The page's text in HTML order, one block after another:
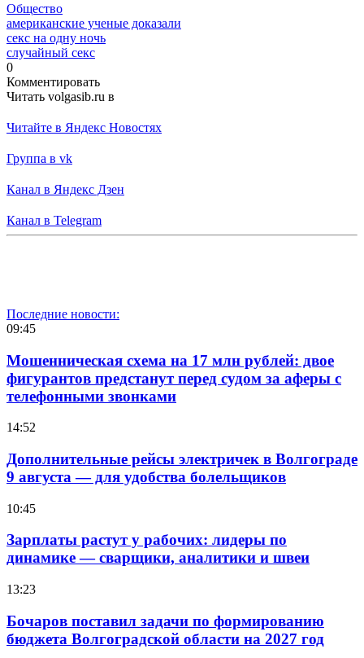
Общество
американские ученые доказали
секс на одну ночь
случайный секс
0
Комментировать
Читать volgasib.ru в
Читайте в Яндекс Новостях
Группа в vk
Канал в Яндекс Дзен
Канал в Telegram
Последние новости:
09:45
Мошенническая схема на 17 млн рублей: двое
фигурантов предстанут перед судом за аферы с
телефонными звонками
14:52
Дополнительные рейсы электричек в Волгограде
9 августа — для удобства болельщиков
10:45
Зарплаты растут у рабочих: лидеры по
динамике — сварщики, аналитики и швеи
13:23
Бочаров поставил задачи по формированию
бюджета Волгоградской области на 2027 год